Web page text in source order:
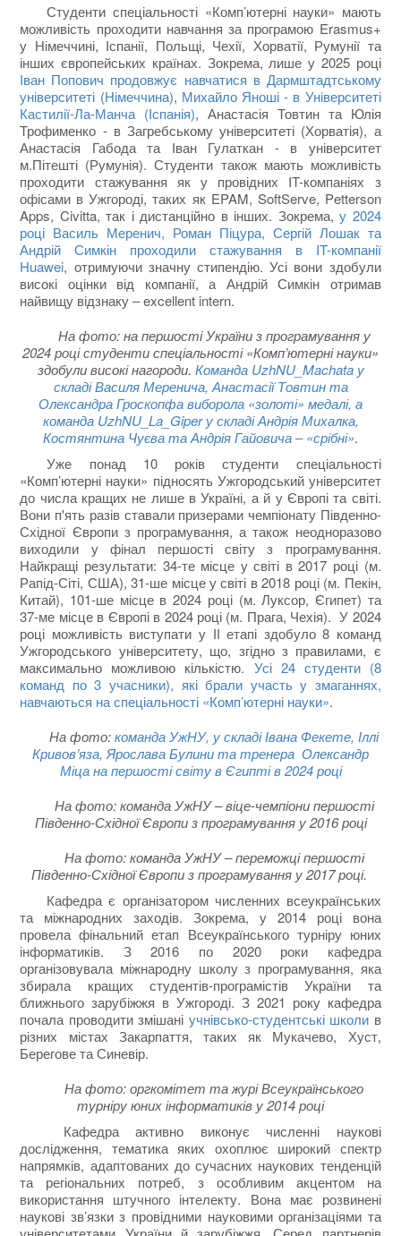
Студенти спеціальності «Комп’ютерні науки» мають
можливість проходити навчання за програмою Erasmus+
у Німеччині, Іспанії, Польщі, Чехії, Хорватії, Румунії та
інших європейських країнах. Зокрема, лише у 2025 році
Іван Попович продовжує навчатися в Дармштадтському
університеті (Німеччина), Михайло Яноші - в Університеті
Кастилії-Ла-Манча (Іспанія), Анастасія Товтин та Юлія
Трофименко - в Загребському університеті (Хорватія), а
Анастасія Габода та Іван Гулаткан - в університет
м.Пітешті (Румунія). Студенти також мають можливість
проходити стажування як у провідних IT-компаніях з
офісами в Ужгороді, таких як EPAM, SoftServe, Petterson
Apps, Civitta, так і дистанційно в інших. Зокрема,у 2024
році Василь Меренич, Роман Піцура, Сергій Лошак та
Андрій Симкін проходили стажування в IT-компанії
Huawei, отримуючи значну стипендію. Усі вони здобули
високі оцінки від компанії, а Андрій Симкін отримав
найвищу відзнаку ‒ excellent intern.
На фото: на першості України з програмування у
2024 році студенти спеціальності «Комп’ютерні науки»
здобули високі нагороди. Команда UzhNU_Machata у
складі Василя Меренича, Анастасії Товтин та
Олександра Гроскопфа виборола «золоті» медалі, а
команда UzhNU_La_Giper у складі Андрія Михалка,
Костянтина Чуєва та Андрія Гайовича ‒ «срібні».
Уже понад 10 років студенти спеціальності
«Комп’ютерні науки» підносять Ужгородський університет
до числа кращих не лише в Україні, а й у Європі та світі.
Вони п'ять разів ставали призерами чемпіонату Південно-
Східної Європи з програмування, а також неодноразово
виходили у фінал першості світу з програмування.
Найкращі результати: 34-те місце у світі в 2017 році (м.
Рапід-Сіті, США), 31-ше місце у світі в 2018 році (м. Пекін,
Китай), 101-ше місце в 2024 році (м. Луксор, Єгипет) та
37-ме місце в Європі в 2024 році (м. Прага, Чехія). У 2024
році можливість виступати у ІІ етапі здобуло 8 команд
Ужгородського університету, що, згідно з правилами, є
максимально можливою кількістю. Усі 24 студенти (8
команд по 3 учасники), які брали участь у змаганнях,
навчаються на спеціальності «Комп’ютерні науки».
На фото:команда УжНУ, у складі Івана Фекете, Іллі
Кривов’яза, Ярослава Булини та тренера Олександр
Міца на першості світу в Єгипті в 2024 році
На фото: команда УжНУ – віце-чемпіони першості
Південно-Східної Європи з програмування у 2016 році
На фото: команда УжНУ – переможці першості
Південно-Східної Європи з програмування у 2017 році.
Кафедра є організатором численних всеукраїнських
та міжнародних заходів. Зокрема, у 2014 році вона
провела фінальний етап Всеукраїнського турніру юних
інформатиків. З 2016 по 2020 роки кафедра
організовувала міжнародну школу з програмування, яка
збирала кращих студентів-програмістів України та
ближнього зарубіжжя в Ужгороді. З 2021 року кафедра
почала проводити змішані учнівсько-студентські школи в
різних містах Закарпаття, таких як Мукачево, Хуст,
Берегове та Синевір.
На фото: оргкомітет та журі Всеукраїнського
турніру юних інформатиків у 2014 році
Кафедра активно виконує численні наукові
дослідження, тематика яких охоплює широкий спектр
напрямків, адаптованих до сучасних наукових тенденцій
та регіональних потреб, з особливим акцентом на
використання штучного інтелекту. Вона має розвинені
наукові зв’язки з провідними науковими організаціями та